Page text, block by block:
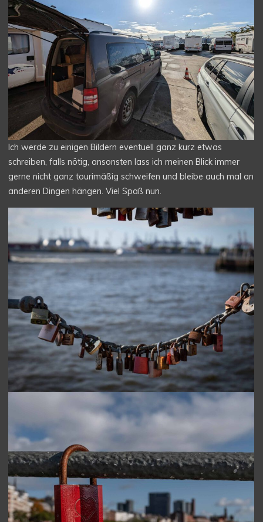
Ich werde zu einigen Bildern eventuell ganz kurz etwas
schreiben, falls nötig, ansonsten lass ich meinen Blick immer
gerne nicht ganz tourimäßig schweifen und bleibe auch mal an
anderen Dingen hängen. Viel Spaß nun.